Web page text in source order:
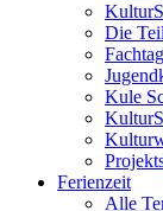
Die
Kule
Ferienzeit
Alle